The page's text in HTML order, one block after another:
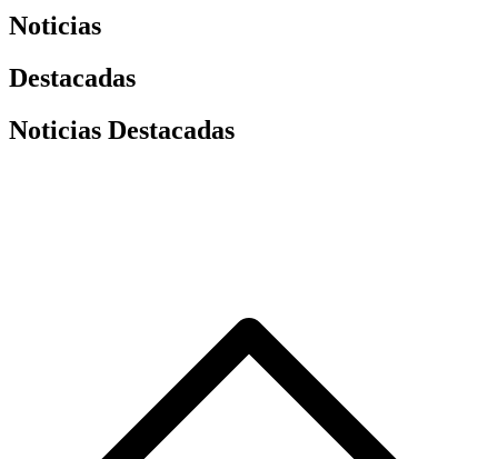
Noticias
Destacadas
Noticias Destacadas